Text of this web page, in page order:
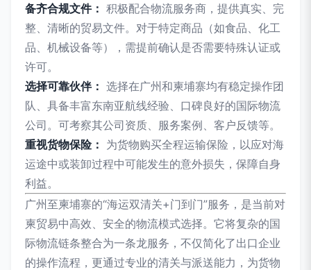
备齐合规文件： 积极配合物流服务商，提供真实、完
整、清晰的贸易文件。对于特定商品（如食品、化工
品、机械设备等），需提前确认是否需要特殊认证或
许可。
选择可靠伙伴： 选择在广州和柬埔寨均有稳定操作团
队、具备丰富东南亚航线经验、口碑良好的国际物流
公司。可考察其公司资质、服务案例、客户反馈等。
重视货物保险： 为货物购买全程运输保险，以应对海
运途中或装卸过程中可能发生的意外损失，保障自身
利益。
广州至柬埔寨的“海运双清关+门到门”服务，是当前对
柬贸易中高效、安全的物流模式选择。它将复杂的国
际物流链条整合为一条龙服务，不仅简化了出口企业
的操作流程，更通过专业的清关与派送能力，为货物